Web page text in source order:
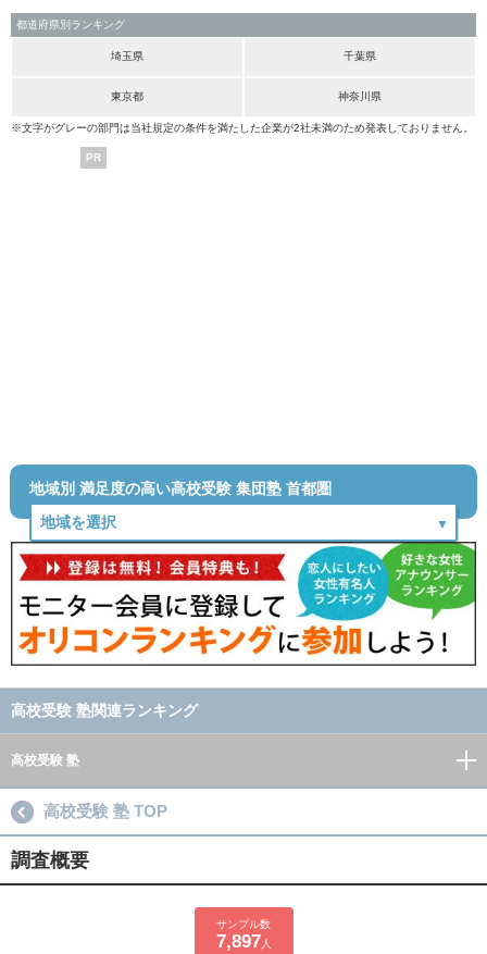
都道府県別ランキング
埼玉県 千葉県
東京都 神奈川県
※文字がグレーの部門は当社規定の条件を満たした企業が2社未満のため発表しておりません。
PR
地域別 満足度の高い高校受験 集団塾 首都圏
高校受験 塾関連ランキング
高校受験 塾
高校受験 塾 TOP
調査概要
サンプル数
7,897 人